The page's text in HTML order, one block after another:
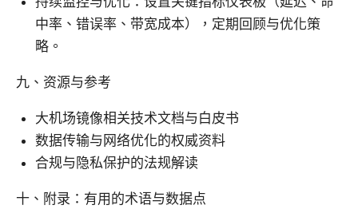
中率、错误率、带宽成本），定期回顾与优化策
略。
九、资源与参考
大机场镜像相关技术文档与白皮书
数据传输与网络优化的权威资料
合规与隐私保护的法规解读
十、附录：有用的术语与数据点